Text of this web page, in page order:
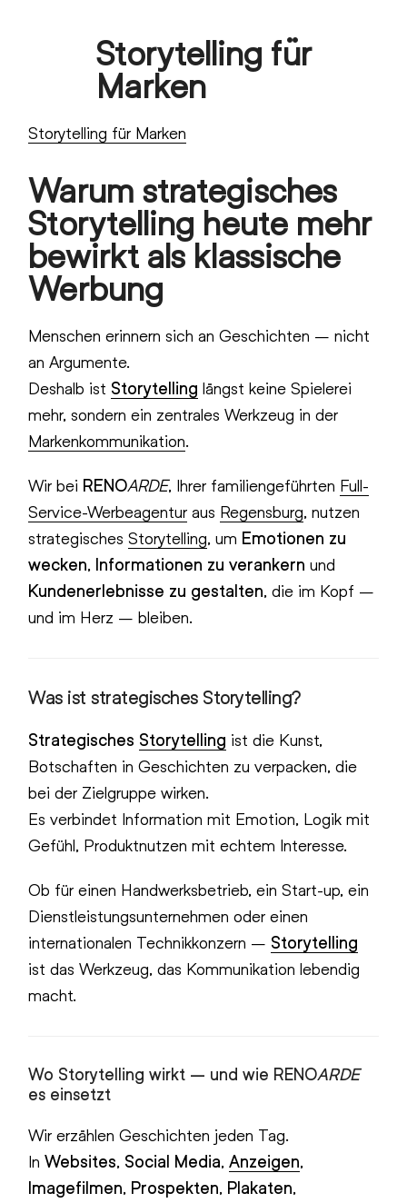
Storytelling für
Marken
Storytelling für Marken
Warum strategisches
Storytelling heute mehr
bewirkt als klassische
Werbung
Menschen erinnern sich an Geschichten – nicht
an Argumente.
Deshalb ist Storytelling längst keine Spielerei
mehr, sondern ein zentrales Werkzeug in der
Markenkommunikation.
Wir bei RENOARDE, Ihrer familiengeführten Full-
Service-Werbeagentur aus Regensburg, nutzen
strategischesStorytelling, um Emotionen zu
wecken, Informationen zu verankern und
Kundenerlebnisse zu gestalten, die im Kopf –
und im Herz – bleiben.
Was ist strategisches Storytelling?
Strategisches Storytelling ist die Kunst,
Botschaften in Geschichten zu verpacken, die
bei der Zielgruppe wirken.
Es verbindet Information mit Emotion, Logik mit
Gefühl, Produktnutzen mit echtem Interesse.
Ob für einen Handwerksbetrieb, ein Start-up, ein
Dienstleistungsunternehmen oder einen
internationalen Technikkonzern – Storytelling
ist das Werkzeug, das Kommunikation lebendig
macht.
Wo Storytelling wirkt – und wie RENOARDE
es einsetzt
Wir erzählen Geschichten jeden Tag.
InWebsites, Social Media,Anzeigen,
Imagefilmen, Prospekten, Plakaten,